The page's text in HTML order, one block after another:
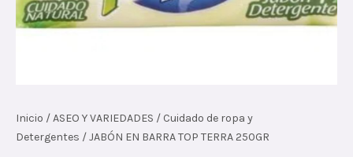
Inicio /ASEO Y VARIEDADES / Cuidado de ropa y
Detergentes / JABÓN EN BARRA TOP TERRA 250GR